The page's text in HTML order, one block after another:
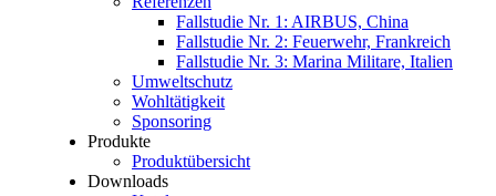
Fallstudie Nr. 1: AIRBUS, China
Fallstudie Nr. 2: Feuerwehr, Frankreich
Fallstudie Nr. 3: Marina Militare, Italien
Umweltschutz
Wohltätigkeit
Sponsoring
Produkte
Produktübersicht
Downloads